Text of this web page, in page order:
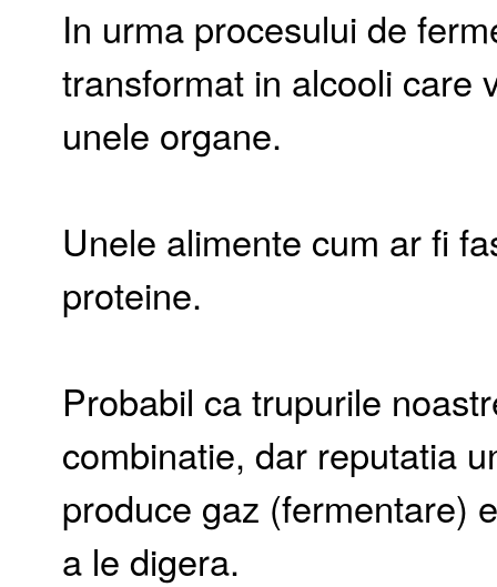
In urma procesului de
transformat in alcooli care
unele organe.
Unele alimente cum ar fi
proteine.
Probabil ca trupurile
combinatie, dar reputatia
produce gaz (fermentare)
a le digera.